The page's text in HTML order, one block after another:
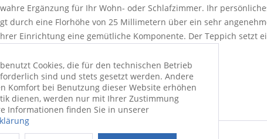
Ergänzung für Ihr Wohn- oder Schlafzimmer. Ihr
durch eine Florhöhe von 25 Millimetern über ein sehr
Einrichtung eine gemütliche Komponente. Der Teppich setzt
Cookies, die für den technischen Betrieb
sind und stets gesetzt werden. Andere
Komfort bei Benutzung dieser Website erhöhen
dienen, werden nur mit Ihrer Zustimmung
Informationen finden Sie in unserer